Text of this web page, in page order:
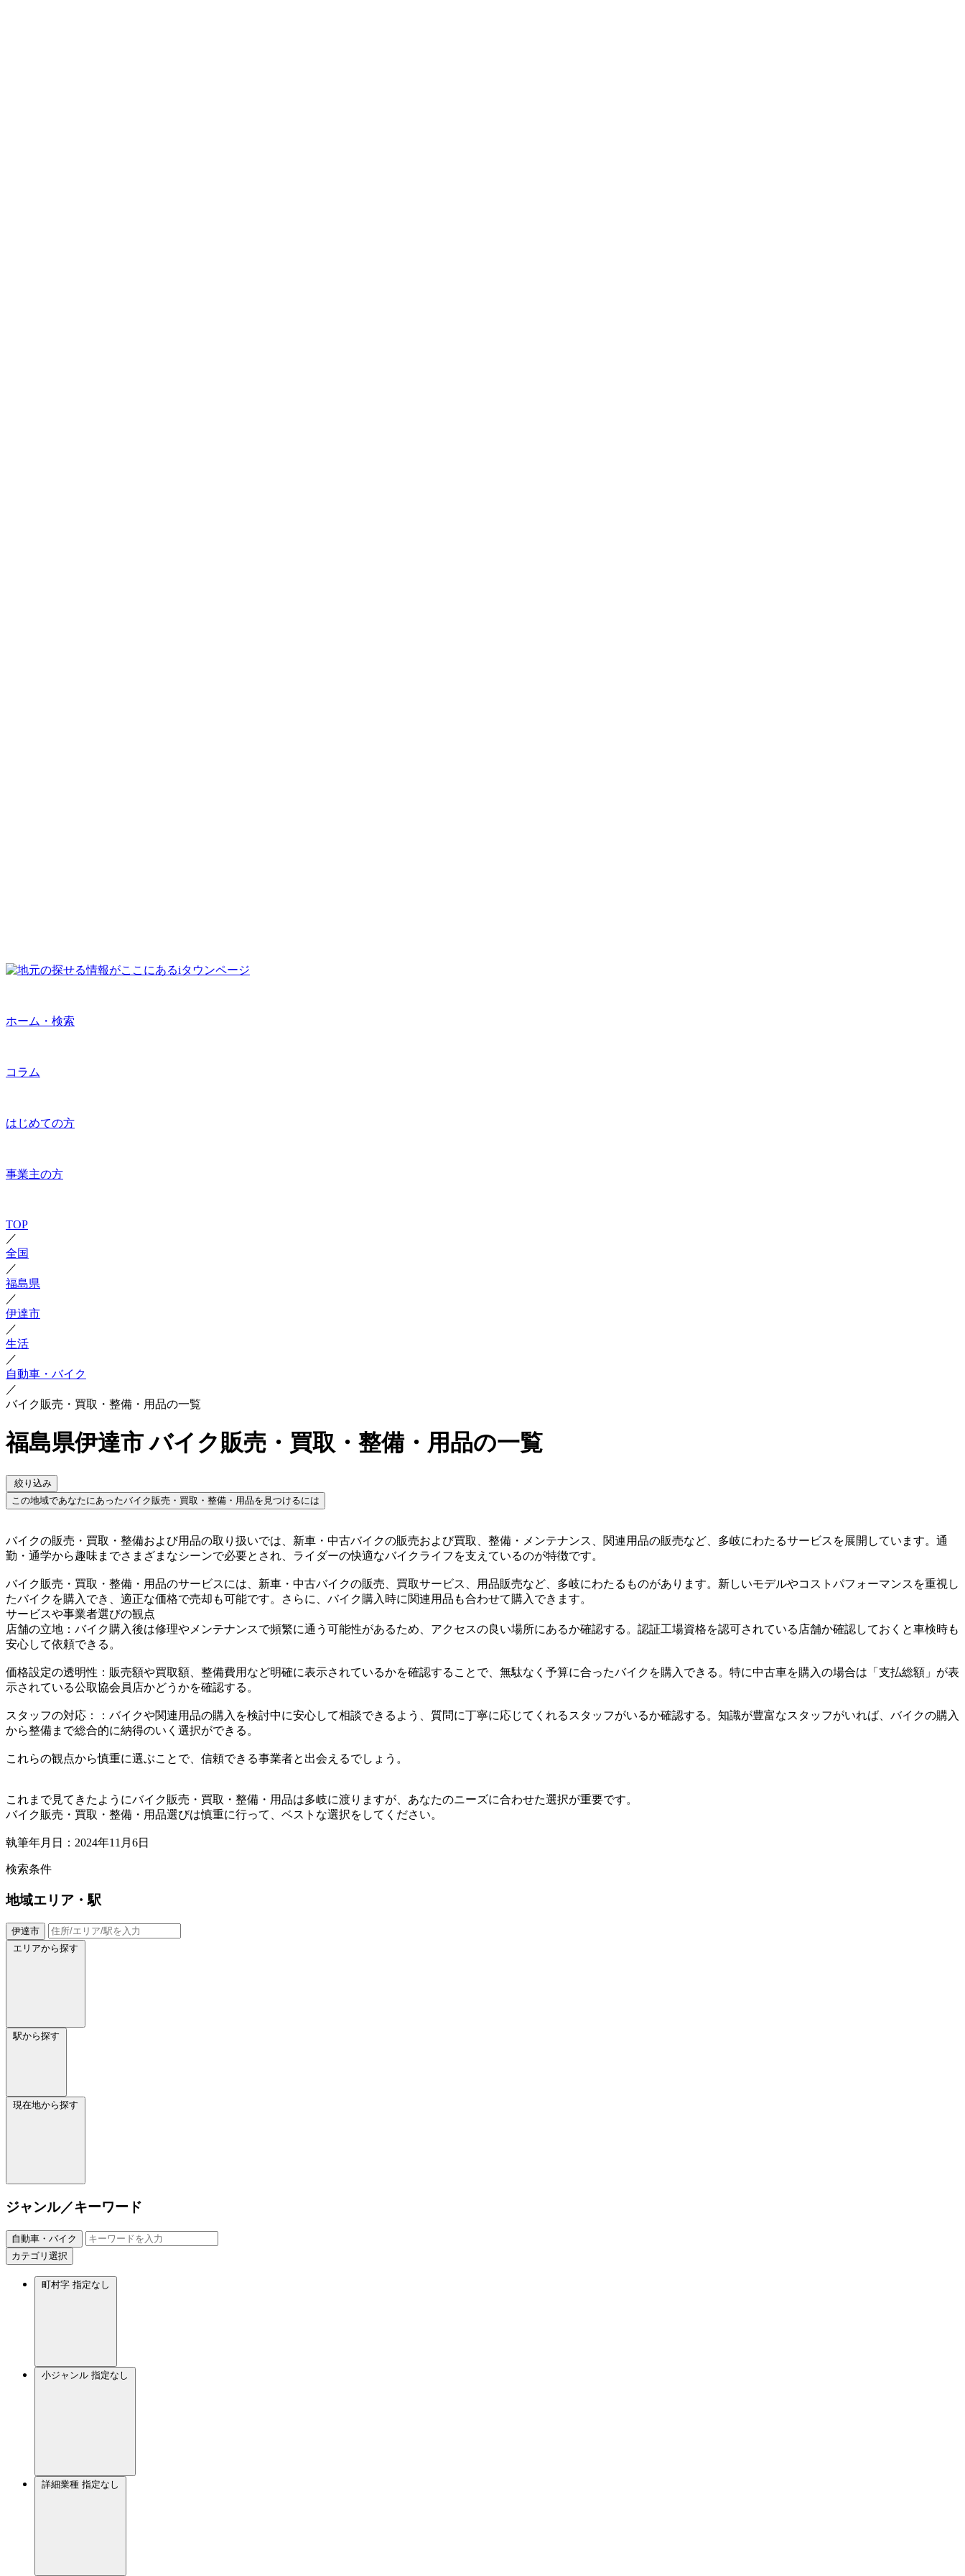
ホーム・検索
コラム
はじめての方
事業主の方
TOP
／
全国
／
福島県
／
伊達市
／
生活
／
自動車・バイク
／
バイク販売・買取・整備・用品の一覧
福島県伊達市 バイク販売・買取・整備・用品の一覧
絞り込み
この地域であなたにあったバイク販売・買取・整備・用品を見つけるには
バイクの販売・買取・整備および用品の取り扱いでは、新車・中古バイクの販売および買取、整備・メンテナンス、関連用品の販売など、多岐にわたるサービスを展開しています。通
勤・通学から趣味までさまざまなシーンで必要とされ、ライダーの快適なバイクライフを支えているのが特徴です。
バイク販売・買取・整備・用品のサービスには、新車・中古バイクの販売、買取サービス、用品販売など、多岐にわたるものがあります。新しいモデルやコストパフォーマンスを重視し
たバイクを購入でき、適正な価格で売却も可能です。さらに、バイク購入時に関連用品も合わせて購入できます。
サービスや事業者選びの観点
店舗の立地：バイク購入後は修理やメンテナンスで頻繁に通う可能性があるため、アクセスの良い場所にあるか確認する。認証工場資格を認可されている店舗か確認しておくと車検時も
安心して依頼できる。
価格設定の透明性：販売額や買取額、整備費用など明確に表示されているかを確認することで、無駄なく予算に合ったバイクを購入できる。特に中古車を購入の場合は「支払総額」が表
示されている公取協会員店かどうかを確認する。
スタッフの対応：：バイクや関連用品の購入を検討中に安心して相談できるよう、質問に丁寧に応じてくれるスタッフがいるか確認する。知識が豊富なスタッフがいれば、バイクの購入
から整備まで総合的に納得のいく選択ができる。
これらの観点から慎重に選ぶことで、信頼できる事業者と出会えるでしょう。
これまで見てきたようにバイク販売・買取・整備・用品は多岐に渡りますが、あなたのニーズに合わせた選択が重要です。
バイク販売・買取・整備・用品選びは慎重に行って、ベストな選択をしてください。
執筆年月日：2024年11月6日
検索条件
地域エリア・駅
伊達市
エリアから探す
駅から探す
現在地から探す
ジャンル／キーワード
自動車・バイク
カテゴリ選択
町村字 指定なし
小ジャンル 指定なし
詳細業種 指定なし